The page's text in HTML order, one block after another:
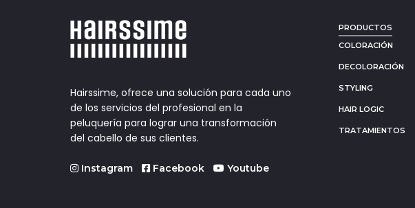
Hairssime, ofrece una solución para cada uno
de los servicios del profesional en la
peluquería para lograr una transformación
del cabello de sus clientes.
Instagram Facebook Youtube
PRODUCTOS
COLORACIÓN
DECOLORACIÓN
STYLING
HAIR LOGIC
TRATAMIENTOS